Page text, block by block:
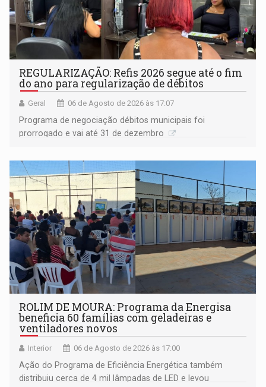
REGULARIZAÇÃO: Refis 2026 segue até o fim
do ano para regularização de débitos
Geral 06 de Agosto de 2026 às 17:07
Programa de negociação débitos municipais foi
prorrogado e vai até 31 de dezembro
ROLIM DE MOURA: Programa da Energisa
beneficia 60 famílias com geladeiras e
ventiladores novos
Interior 06 de Agosto de 2026 às 17:00
Ação do Programa de Eficiência Energética também
distribuiu cerca de 4 mil lâmpadas de LED e levou